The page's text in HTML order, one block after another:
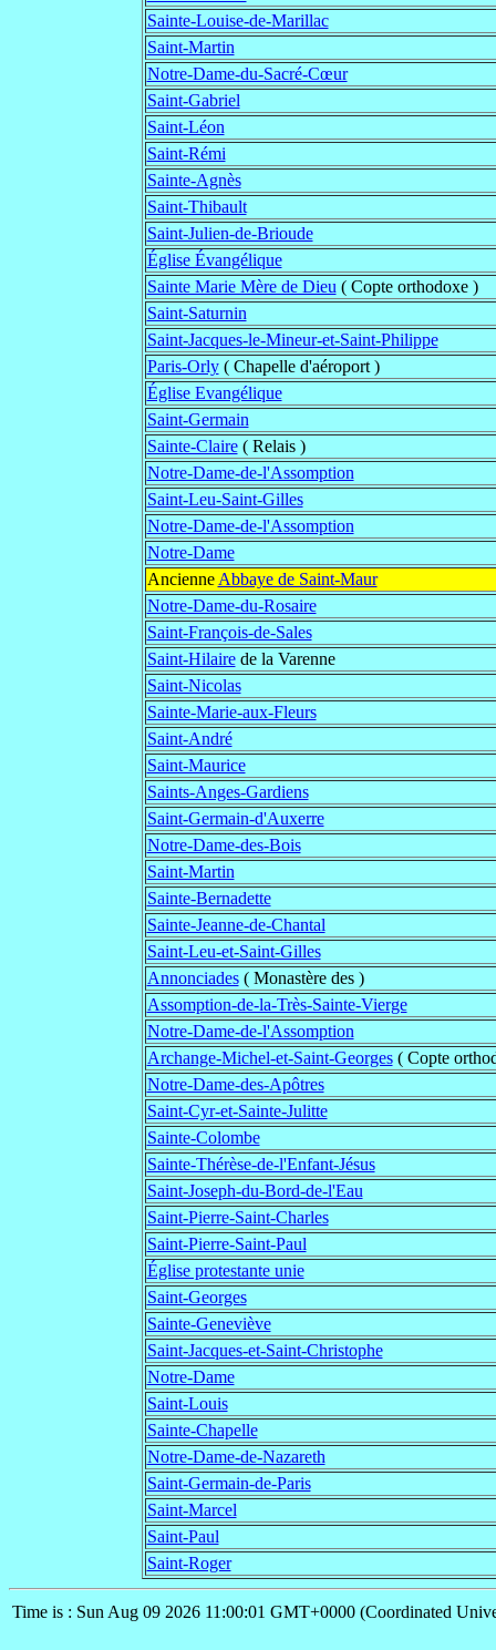
Sainte-Louise-de-Marillac
Saint-Martin
Notre-Dame-du-Sacré-Cœur
Saint-Gabriel
Saint-Léon
Saint-Rémi
Sainte-Agnès
Saint-Thibault
Saint-Julien-de-Brioude
Église Évangélique
Sainte Marie Mère de Dieu ( Copte orthodoxe )
Saint-Saturnin
Saint-Jacques-le-Mineur-et-Saint-Philippe
Paris-Orly( Chapelle d'aéroport )
Église Evangélique
Saint-Germain
Sainte-Claire( Relais )
Notre-Dame-de-l'Assomption
Saint-Leu-Saint-Gilles
Notre-Dame-de-l'Assomption
Notre-Dame
Ancienne Abbaye de Saint-Maur
Notre-Dame-du-Rosaire
Saint-François-de-Sales
Saint-Hilairede la Varenne
Saint-Nicolas
Sainte-Marie-aux-Fleurs
Saint-André
Saint-Maurice
Saints-Anges-Gardiens
Saint-Germain-d'Auxerre
Notre-Dame-des-Bois
Saint-Martin
Sainte-Bernadette
Sainte-Jeanne-de-Chantal
Saint-Leu-et-Saint-Gilles
Annonciades( Monastère des )
Assomption-de-la-Très-Sainte-Vierge
Notre-Dame-de-l'Assomption
Archange-Michel-et-Saint-Georges( Copte
Notre-Dame-des-Apôtres
Saint-Cyr-et-Sainte-Julitte
Sainte-Colombe
Sainte-Thérèse-de-l'Enfant-Jésus
Saint-Joseph-du-Bord-de-l'Eau
Saint-Pierre-Saint-Charles
Saint-Pierre-Saint-Paul
Église protestante unie
Saint-Georges
Sainte-Geneviève
Saint-Jacques-et-Saint-Christophe
Notre-Dame
Saint-Louis
Sainte-Chapelle
Notre-Dame-de-Nazareth
Saint-Germain-de-Paris
Saint-Marcel
Saint-Paul
Saint-Roger
Time is : Sun Aug 09 2026 11:00:01 GMT+0000 (Coordinated